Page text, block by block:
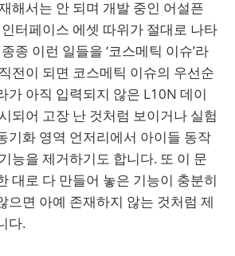
해서는 안 되며 개발 중인 어설픈
터페이스 에셋 따위가 절대로 나타
종 이런 일들을 ‘코스메틱 이슈’라
전이 되면 코스메틱 이슈의 우선순
가 아직 입력되지 않은 L10N 데이
되어 고장 난 것처럼 보이거나 실험
기화 영역 언저리에서 아이들 동작
능을 제거하기도 합니다. 또 이 문
대로 다 만들어 놓은 기능이 충분히
으면 아예 존재하지 않는 것처럼 제
다.